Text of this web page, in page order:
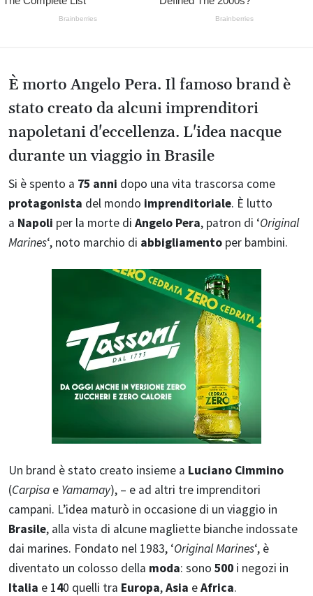
È morto Angelo Pera. Il famoso brand è
stato creato da alcuni imprenditori
napoletani d'eccellenza. L'idea nacque
durante un viaggio in Brasile
Si è spento a 75 anni dopo una vita trascorsa come
protagonista del mondo imprenditoriale. È lutto
a Napoli per la morte di Angelo Pera, patron di ‘Original
Marines‘, noto marchio di abbigliamento per bambini.
Un brand è stato creato insieme a Luciano Cimmino
(Carpisa e Yamamay), – e ad altri tre imprenditori
campani. L’idea maturò in occasione di un viaggio in
Brasile, alla vista di alcune magliette bianche indossate
dai marines. Fondato nel 1983, ‘Original Marines‘, è
diventato un colosso della moda: sono 500 i negozi in
Italia e 140 quelli tra Europa,Asia eAfrica.